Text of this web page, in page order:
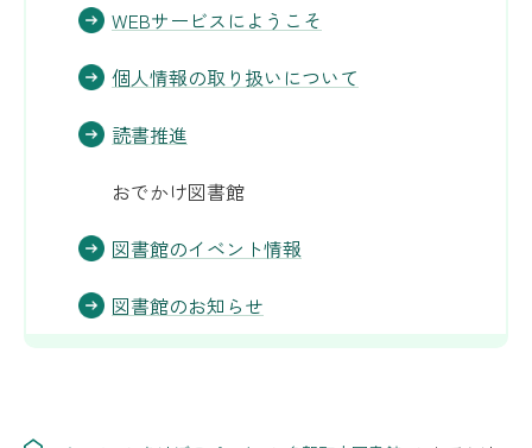
WEBサービスにようこそ
個人情報の取り扱いについて
読書推進
おでかけ図書館
図書館のイベント情報
図書館のお知らせ